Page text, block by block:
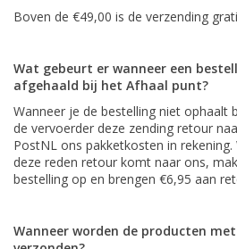
Boven de €49,00 is de verzending
Wat gebeurt er wanneer een
afgehaald bij het Afhaal punt?
Wanneer je de bestelling niet ophaalt
de vervoerder deze zending retour
PostNL ons pakketkosten in
deze reden retour komt naar ons,
bestelling op en brengen €6,95 aan
Wanneer worden de producten